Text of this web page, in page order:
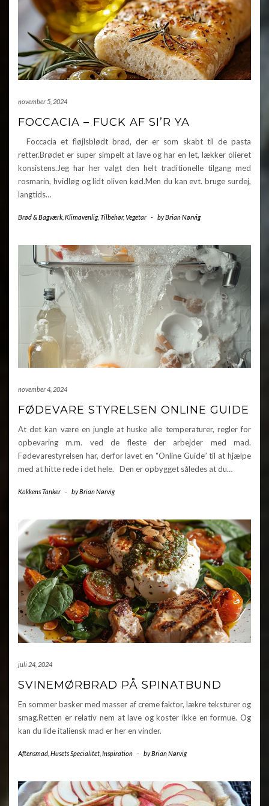
november 5, 2024
FOCCACIA – FUCK AF SI’R YA
Foccacia et fløjlsblødt brød, der er som skabt til de pasta
retter.Brødet er super simpelt at lave og har en let, lækker olieret
konsistens.Jeg har her valgt den helt traditionelle tilgang med
rosmarin, hvidløg og lidt oliven kød.Men du kan evt. bruge surdej,
langtids…
Brød & Bagværk Klimavenlig, Tilbehør, Vegetar - byBrian Nørvig
november 4, 2024
FØDEVARE STYRELSEN ONLINE GUIDE
At det kan være en jungle at huske alle temperaturer, regler for
opbevaring m.m. ved de fleste der arbejder med mad.
Fødevarestyrelsen har, derfor lavet en “Online Guide” til at hjælpe
med at hitte rede i det hele. Den er opbygget således at du…
Kokkens Tanker - byBrian Nørvig
juli 24, 2024
SVINEMØRBRAD PÅ SPINATBUND
En sommer basker med masser af creme faktor, lækre teksturer og
smag.Retten er relativ nem at lave og koster ikke en formue. Og
kan du lide italiensk mad er her en vinder.
Aftensmad Husets Specialitet Inspiration - byBrian Nørvig